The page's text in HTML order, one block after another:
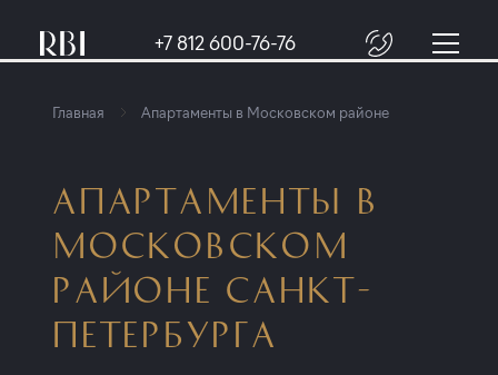
+7 812 600-76-76
Главная Апартаменты в Московском районе
АПАРТАМЕНТЫ В
МОСКОВСКОМ
РАЙОНЕ САНКТ-
ПЕТЕРБУРГА